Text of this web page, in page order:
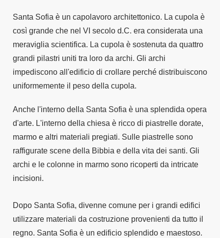
Santa Sofia è un capolavoro architettonico. La cupola è
così grande che nel VI secolo d.C. era considerata una
meraviglia scientifica. La cupola è sostenuta da quattro
grandi pilastri uniti tra loro da archi. Gli archi
impediscono all'edificio di crollare perché distribuiscono
uniformemente il peso della cupola.
Anche l'interno della Santa Sofia è una splendida opera
d'arte. L'interno della chiesa è ricco di piastrelle dorate,
marmo e altri materiali pregiati. Sulle piastrelle sono
raffigurate scene della Bibbia e della vita dei santi. Gli
archi e le colonne in marmo sono ricoperti da intricate
incisioni.
Dopo Santa Sofia, divenne comune per i grandi edifici
utilizzare materiali da costruzione provenienti da tutto il
regno. Santa Sofia è un edificio splendido e maestoso.